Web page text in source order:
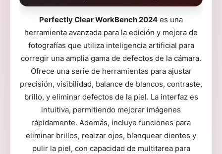
Perfectly Clear WorkBench 2024 es una
herramienta avanzada para la edición y mejora de
fotografías que utiliza inteligencia artificial para
corregir una amplia gama de defectos de la cámara.
Ofrece una serie de herramientas para ajustar
precisión, visibilidad, balance de blancos, contraste,
brillo, y eliminar defectos de la piel. La interfaz es
intuitiva, permitiendo mejorar imágenes
rápidamente. Además, incluye funciones para
eliminar brillos, realzar ojos, blanquear dientes y
pulir la piel, con capacidad de multitarea para